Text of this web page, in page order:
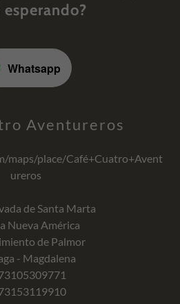
esperando?
Whatsapp
Aventureros
maps/place/Café+Cuatro+Avent
ureros
de Santa Marta
Nueva América
de Palmor